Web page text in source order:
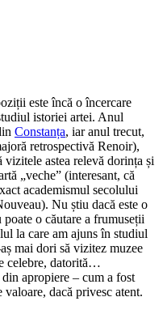
este încă o încercare
istoriei artei. Anul
Constanța, iar anul trecut,
retrospectivă Renoir),
astea relevă dorința și
„veche” (interesant, că
academismul secolului
Nu știu dacă este o
o căutare a frumuseții
la care am ajuns în studiul
mai dori să vizitez muzee
celebre, datorită…
apropiere – cum a fost
dacă privesc atent.